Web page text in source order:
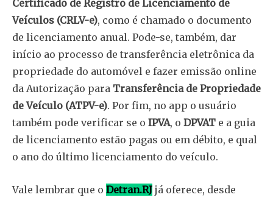
Certificado de Registro de Licenciamento de
Veículos (CRLV-e), como é chamado o documento
de licenciamento anual. Pode-se, também, dar
início ao processo de transferência eletrônica da
propriedade do automóvel e fazer emissão online
da Autorização para Transferência de Propriedade
de Veículo (ATPV-e). Por fim, no app o usuário
também pode verificar se o IPVA, o DPVAT e a guia
de licenciamento estão pagas ou em débito, e qual
o ano do último licenciamento do veículo.
Vale lembrar que o Detran.RJ já oferece, desde